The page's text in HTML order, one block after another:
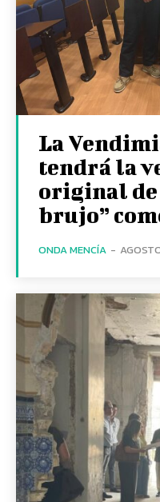
La
tendrá la
original de
brujo”
ONDA MENCÍA -